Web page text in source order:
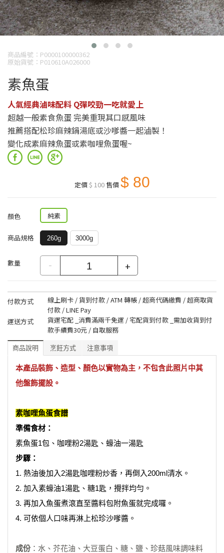
商品編號：P0000100000362
原始貨號：P010610A026000
素魚蛋
人氣經典滷味配料 Q彈咬勁一吃就愛上
超越一般素食魚蛋 完美重現其口感風味
推薦搭配松珍麻辣鍋湯底或沙嗲醬一起滷製！
變化成素麻辣魚蛋或素咖哩魚蛋喔~
定價$ 100售價$ 80
顏色 純素
商品規格 260g 3000g
數量 - +
付款方式
線上刷卡 / 貨到付款 / ATM 轉帳 / 超商代碼繳費 / 超商取貨
付款 / LINE Pay
運送方式
貨運宅配 _消費滿兩千免運 / 宅配貨到付款 _需加收貨到付
款手續費30元 / 自取服務
商品說明 烹飪方式 注意事項
本產品裝飾、造型、顏色以實物為主，不包含此照片中其
他盤飾擺設。
素咖哩魚蛋食譜
準備食材：
素魚蛋1包、咖哩粉2湯匙、蠔油一湯匙
步驟：
1. 熱油後加入2湯匙咖哩粉炒香，再倒入200ml清水。
2. 加入素蠔油1湯匙、糖1匙，攪拌均勻。
3. 再加入魚蛋煮滾直至醬料包附魚蛋就完成囉。
4. 可依個人口味再淋上松珍沙嗲醬。
成份 ：水、芥花油、大豆蛋白、糖、鹽、珍菇風味調味料